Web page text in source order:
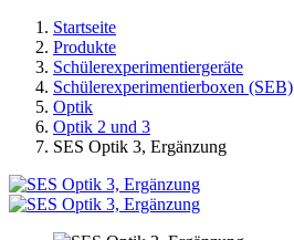
Startseite
Produkte
Schülerexperimentiergeräte
Schülerexperimentierboxen (SEB)
Optik
Optik 2 und 3
SES Optik 3, Ergänzung